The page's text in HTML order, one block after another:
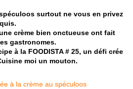
surtout ne vous en privez
crème bien onctueuse ont fait
gastronomes.
à la FOODISTA # 25, un défi crée
moi un mouton.